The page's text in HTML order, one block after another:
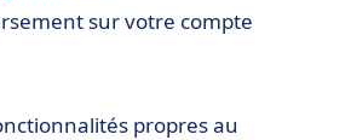
sur votre compte
propres au